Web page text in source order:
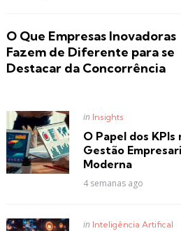
O Que Empresas Inovadoras
Fazem de Diferente para se
Destacar da Concorrência
Posted
in Insights
O Papel dos KPIs
Gestão
Moderna
4 semanas ago
Posted
in Inteligência Artifical